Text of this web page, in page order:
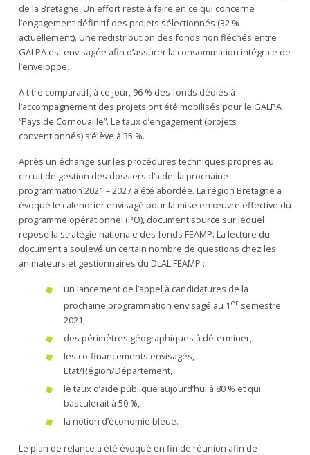
de la Bretagne. Un effort reste à faire en ce qui concerne
l’engagement définitif des projets sélectionnés (32 %
actuellement). Une redistribution des fonds non fléchés entre
GALPA est envisagée afin d’assurer la consommation intégrale de
l’enveloppe.
A titre comparatif, à ce jour, 96 % des fonds dédiés à
l’accompagnement des projets ont été mobilisés pour le GALPA
“Pays de Cornouaille”. Le taux d’engagement (projets
conventionnés) s’élève à 35 %.
Après un échange sur les procédures techniques propres au
circuit de gestion des dossiers d’aide, la prochaine
programmation 2021 – 2027 a été abordée. La région Bretagne a
évoqué le calendrier envisagé pour la mise en œuvre effective du
programme opérationnel (PO), document source sur lequel
repose la stratégie nationale des fonds FEAMP. La lecture du
document a soulevé un certain nombre de questions chez les
animateurs et gestionnaires du DLAL FEAMP :
un lancement de l’appel à candidatures de la
prochaine programmation envisagé au 1 er semestre
2021,
des périmètres géographiques à déterminer,
les co-financements envisagés,
Etat/Région/Département,
le taux d’aide publique aujourd’hui à 80 % et qui
basculerait à 50 %,
la notion d’économie bleue.
Le plan de relance a été évoqué en fin de réunion afin de